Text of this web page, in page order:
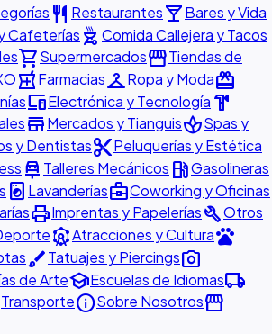
restaurant Restauranteslocal_barBares y Vida
Cafeterías outdoor_grill Comida Callejera y Tacos
shopping_cartSupermercadosstorefrontTiendas de
local_pharmacyFarmaciascheckroomRopa y Modaredeem
devicesElectrónica y Tecnología hardware
storeMercados y TianguisspaSpas y
y Dentistascontent_cutPeluquerías y Estética
car_repair Talleres Mecánicos local_gas_stationGasolineras
local_laundry_service Lavanderíasbusiness_centerCoworking y Oficinas
printImprentas y PapeleríasbuildOtros
attractionsAtracciones y Culturapets
brushTatuajes y Piercingsphoto_camera
de ArteschoolEscuelas de Idiomaslocal_shipping
TransporteinfoSobre Nosotrosstorefront